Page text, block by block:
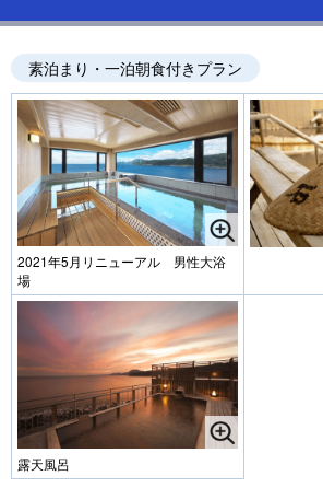
素泊まり・一泊朝食付きプラン
2021年5月リニューアル 男性大浴
場
露天風呂